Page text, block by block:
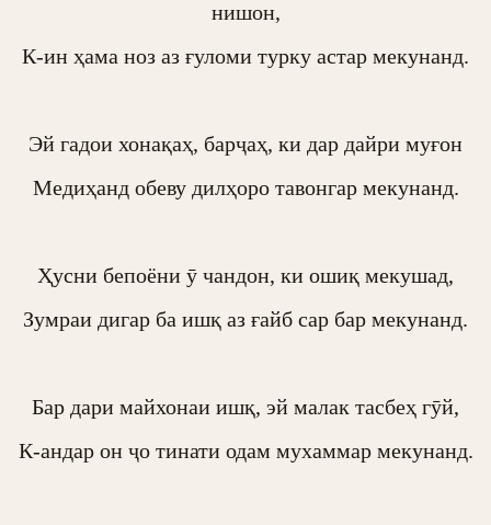
нишон,
К-ин ҳама ноз аз ғуломи турку астар мекунанд.
Эй гадои хонақаҳ, барҷаҳ, ки дар дайри муғон
Медиҳанд обеву дилҳоро тавонгар мекунанд.
Ҳусни бепоёни ӯ чандон, ки ошиқ мекушад,
Зумраи дигар ба ишқ аз ғайб сар бар мекунанд.
Бар дари майхонаи ишқ, эй малак тасбеҳ гӯй,
К-андар он ҷо тинати одам мухаммар мекунанд.